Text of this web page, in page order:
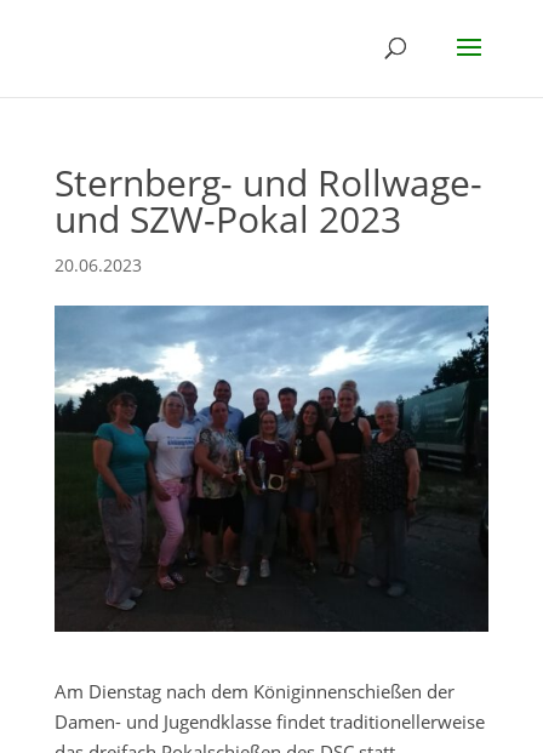
Sternberg- und Rollwage-
und SZW-Pokal 2023
20.06.2023
Am Dienstag nach dem Königinnenschießen der
Damen- und Jugendklasse findet traditionellerweise